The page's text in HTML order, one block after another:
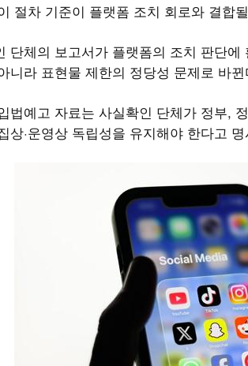
절차 기준이 플랫폼 조치 회로와 결합
단체의 보고서가 플랫폼의 조치 판단
니라 표현물 제한의 정당성 문제로 바뀐
법예고 자료는 사실확인 단체가 정부,
상·운영상 독립성을 유지해야 한다고